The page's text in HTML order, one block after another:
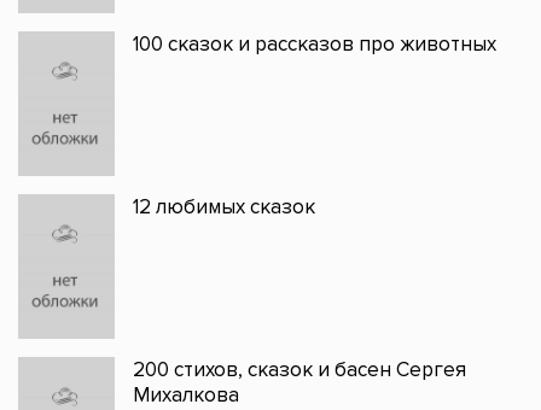
100 сказок и рассказов про животных
12 любимых сказок
200 стихов, сказок и басен Сергея
Михалкова